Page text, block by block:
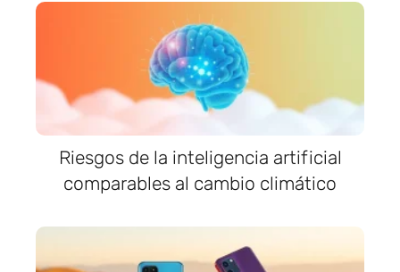
Riesgos de la inteligencia artificial
comparables al cambio climático